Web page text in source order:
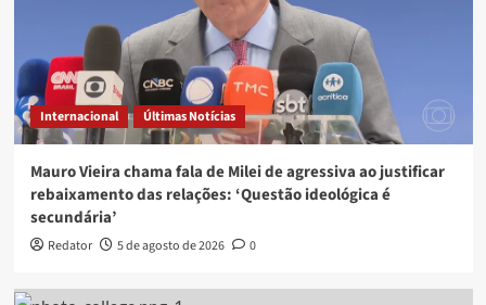
Internacional Últimas Notícias
Mauro Vieira chama fala de Milei de agressiva ao justificar
rebaixamento das relações: ‘Questão ideológica é
secundária’
Redator 5 de agosto de 2026 0